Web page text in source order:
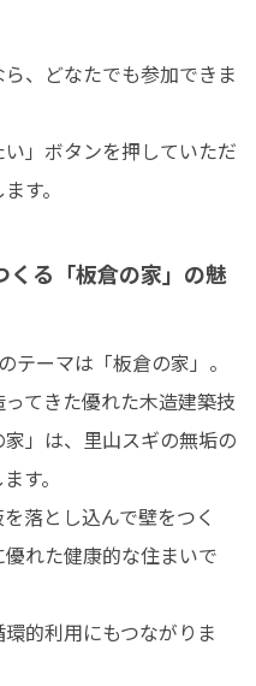
、どなたでも参加できま
い」ボタンを押していただ
す。
くる「板倉の家」の魅
テーマは「板倉の家」。
てきた優れた木造建築技
」は、里山スギの無垢の
す。
落とし込んで壁をつく
れた健康的な住まいで
的利⽤にもつながりま